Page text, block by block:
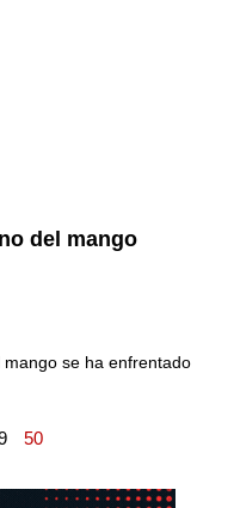
del mango
se ha enfrentado
50